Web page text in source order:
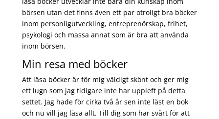
börsen utan det finns även ett par otroligt bra böcker
inom personligutveckling, entreprenörskap, frihet,
psykologi och massa annat som är bra att använda
inom börsen.
Min resa med böcker
Att läsa böcker är för mig väldigt skönt och ger mig
ett lugn som jag tidigare inte har uppleft på detta
settet. Jag hade för cirka två år sen inte läst en bok
och nu vill jag läsa allt. Till dig som har svårt för att